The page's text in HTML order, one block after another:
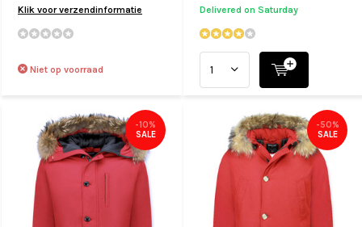
Klik voor verzendinformatie
Niet op voorraad
Delivered on Saturday
-10%
SALE
-50%
SALE